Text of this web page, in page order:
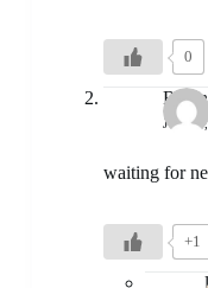
0
JULY
waiting for
+1